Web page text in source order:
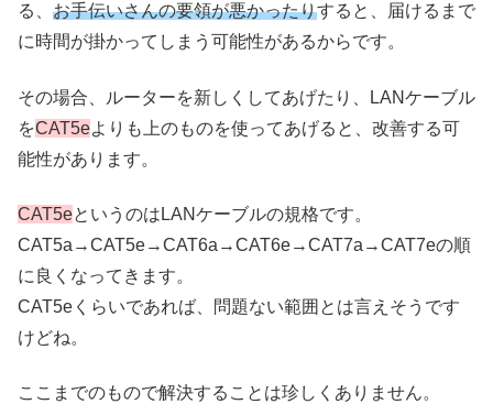
る、 お手伝いさんの要領が悪かったりすると、届けるまで
に時間が掛かってしまう可能性があるからです。
その場合、ルーターを新しくしてあげたり、LANケーブル
をCAT5eよりも上のものを使ってあげると、改善する可
能性があります。
CAT5eというのはLANケーブルの規格です。
CAT5a→CAT5e→CAT6a→CAT6e→CAT7a→CAT7eの順
に良くなってきます。
CAT5eくらいであれば、問題ない範囲とは言えそうです
けどね。
ここまでのもので解決することは珍しくありません。